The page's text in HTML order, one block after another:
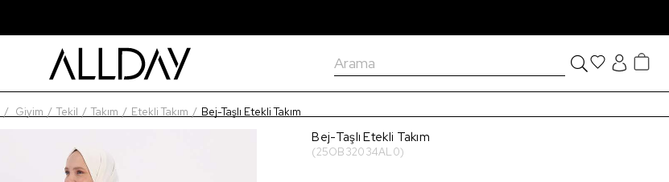
Giyim Tekil Takım Etekli Takım Bej-Taşlı Etekli Takım
Bej-Taşlı Etekli Takım
(25OB32034AL0)